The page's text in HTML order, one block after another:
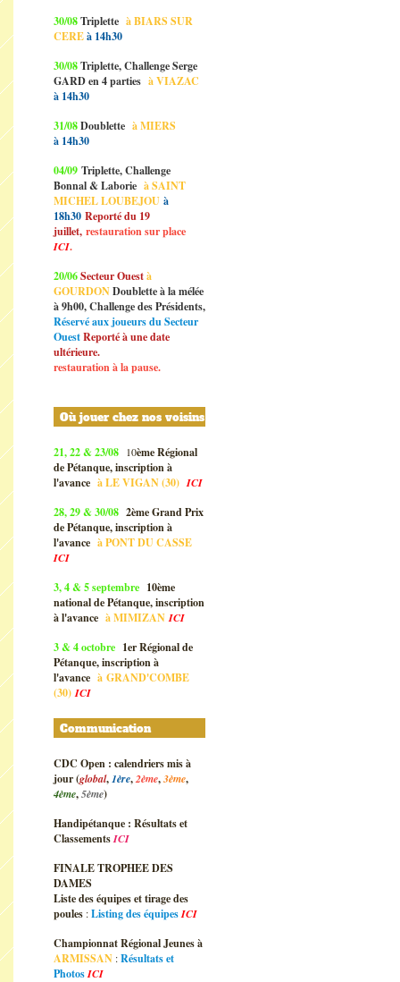
30/08Triplette à BIARS SUR
CEREà 14h30
30/08Triplette, Challenge Serge
GARD en 4 parties à VIAZAC
à 14h30
31/08Doublette à MIERS
à 14h30
04/09 Triplette, Challenge
Bonnal & Laborie à SAINT
MICHEL LOUBEJOU à
18h30 Reporté du 19
juillet, restauration sur place
ICI.
20/06Secteur Ouestà
GOURDONDoublette à la mélée
à 9h00, Challenge des Présidents,
Réservé aux joueurs du Secteur
OuestReporté à une date
ultérieure.
restauration à la pause.
Où jouer chez nos voisins
21, 22 & 23/08 10ème Régional
de Pétanque, inscription à
l'avance àLE VIGAN (30) ICI
28, 29 & 30/08 2ème Grand Prix
de Pétanque, inscription à
l'avance àPONT DU CASSE
ICI
3, 4 & 5 septembre 10ème
national de Pétanque, inscription
à l'avance àMIMIZAN ICI
3 & 4 octobre 1er Régional de
Pétanque, inscription à
l'avance à GRAND'COMBE
(30) ICI
Communication
CDC Open : calendriers mis à
jour (global,1ère,2ème,3ème,
4ème,5ème)
Handipétanque : Résultats et
ClassementsICI
FINALE TROPHEE DES
DAMES
Liste des équipes et tirage des
poules :Listing des équipesICI
Championnat Régional Jeunes à
ARMISSAN :Résultats et
PhotosICI